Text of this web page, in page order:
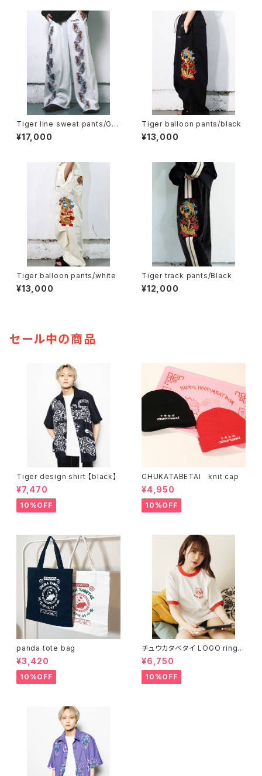
Tiger line sweat pants/Gra
y
¥17,000
Tiger balloon pants/black
¥13,000
Tiger balloon pants/white
¥13,000
Tiger track pants/Black
¥12,000
セール中の商品
Tiger design shirt 【black】
¥7,470
10%OFF
CHUKATABETAI knit cap
¥4,950
10%OFF
panda tote bag
¥3,420
10%OFF
チュウカタベタイ LOGO ringer
T-shirt
¥6,750
10%OFF